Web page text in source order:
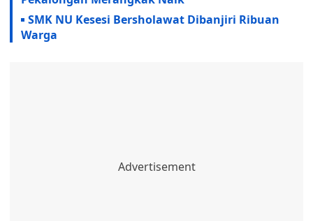
SMK NU Kesesi Bersholawat Dibanjiri Ribuan
Warga